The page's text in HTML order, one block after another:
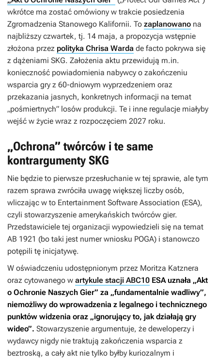
wkrótce ma zostać omówiony w trakcie posiedzenia
Zgromadzenia Stanowego Kalifornii. To zaplanowano na
najbliższy czwartek, tj. 14 maja, a propozycja wstępnie
złożona przez polityka Chrisa Warda de facto pokrywa się
z dążeniami SKG. Założenia aktu przewidują m.in.
konieczność powiadomienia nabywcy o zakończeniu
wsparcia gry z 60-dniowym wyprzedzeniem oraz
przekazania jasnych, konkretnych informacji na temat
„pośmiertnych” losów produkcji. Te i inne regulacje miałyby
wejść w życie wraz z rozpoczęciem 2027 roku.
„Ochrona” twórców i te same
kontrargumenty SKG
Nie będzie to pierwsze przesłuchanie w tej sprawie, ale tym
razem sprawa zwróciła uwagę większej liczby osób,
wliczając w to Entertainment Software Association (ESA),
czyli stowarzyszenie amerykańskich twórców gier.
Przedstawiciele tej organizacji wypowiedzieli się na temat
AB 1921 (bo taki jest numer wniosku POGA) i stanowczo
potępili tę inicjatywę.
W oświadczeniu udostępnionym przez Moritza Katznera
oraz cytowanego w artykule stacji ABC10 ESA uznała „Akt
o Ochronie Naszych Gier” za „fundamentalnie wadliwy”,
niemożliwy do wprowadzenia z legalnego i technicznego
punktów widzenia oraz „ignorujący to, jak działają gry
wideo”. Stowarzyszenie argumentuje, że deweloperzy i
wydawcy nigdy nie traktują zakończenia wsparcia z
beztroską, a cały akt nie tylko byłby kuriozalnym i